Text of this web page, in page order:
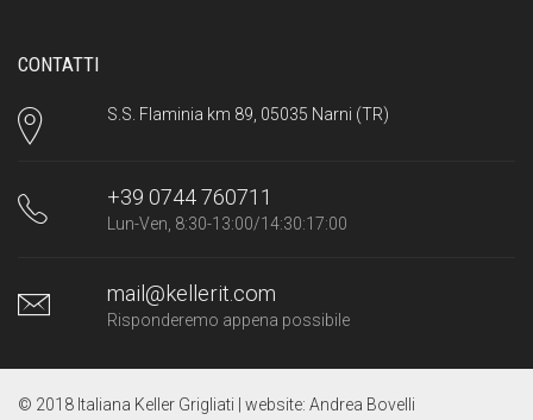
CONTATTI
S.S. Flaminia km 89, 05035 Narni (TR)
+39 0744 760711
Lun-Ven, 8:30-13:00/14:30:17:00
mail@kellerit.com
Risponderemo appena possibile
© 2018 Italiana Keller Grigliati | website: Andrea Bovelli